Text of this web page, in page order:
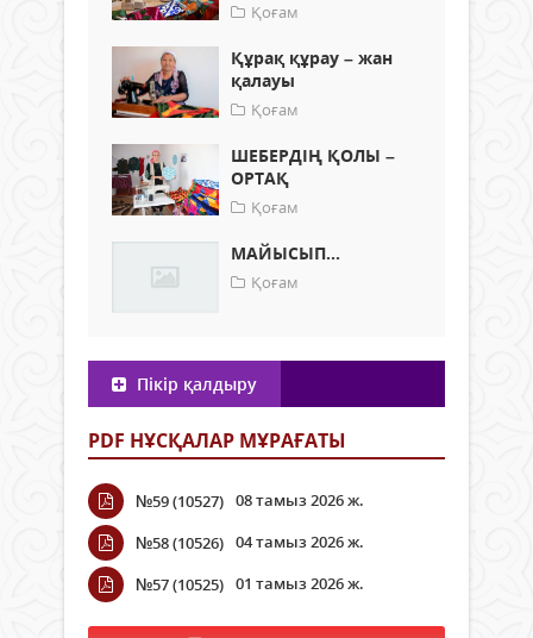
Қоғам
Құрақ құрау – жан
қалауы
Қоғам
ШЕБЕРДІҢ ҚОЛЫ –
ОРТАҚ
Қоғам
МАЙЫСЫП...
Қоғам
Пікір қалдыру
PDF НҰСҚАЛАР МҰРАҒАТЫ
№59 (10527) 08 тамыз 2026 ж.
№58 (10526) 04 тамыз 2026 ж.
№57 (10525) 01 тамыз 2026 ж.